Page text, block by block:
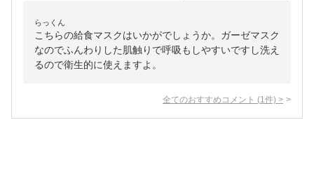
らっくん
こちらの給食マスクはいかがでしょうか。ガーゼマスク
なのでふんわりした肌触りで呼吸もしやすいですし洗え
るので衛生的に使えますよ。
全てのおすすめコメント (1 件) >